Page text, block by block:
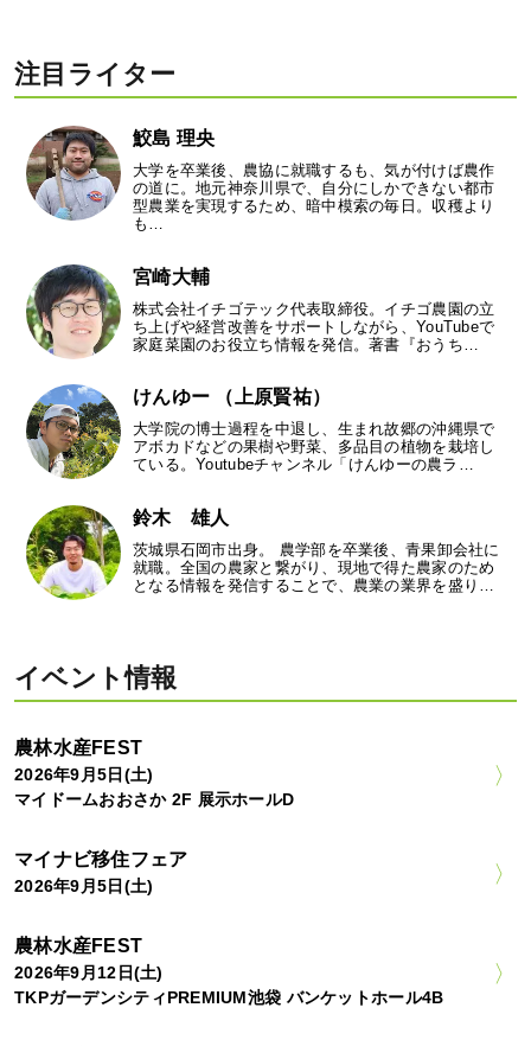
注目ライター
鮫島 理央
大学を卒業後、農協に就職するも、気が付けば農作
の道に。地元神奈川県で、自分にしかできない都市
型農業を実現するため、暗中模索の毎日。収穫より
も…
宮崎大輔
株式会社イチゴテック代表取締役。イチゴ農園の立
ち上げや経営改善をサポートしながら、YouTubeで
家庭菜園のお役立ち情報を発信。著書『おうち…
けんゆー （上原賢祐）
大学院の博士過程を中退し、生まれ故郷の沖縄県で
アボカドなどの果樹や野菜、多品目の植物を栽培し
ている。Youtubeチャンネル「けんゆーの農ラ…
鈴木 雄人
茨城県石岡市出身。 農学部を卒業後、青果卸会社に
就職。全国の農家と繋がり、現地で得た農家のため
となる情報を発信することで、農業の業界を盛り…
イベント情報
農林水産FEST
2026年9月5日(土)
マイドームおおさか 2F 展示ホールD
マイナビ移住フェア
2026年9月5日(土)
農林水産FEST
2026年9月12日(土)
TKPガーデンシティPREMIUM池袋 バンケットホール4B